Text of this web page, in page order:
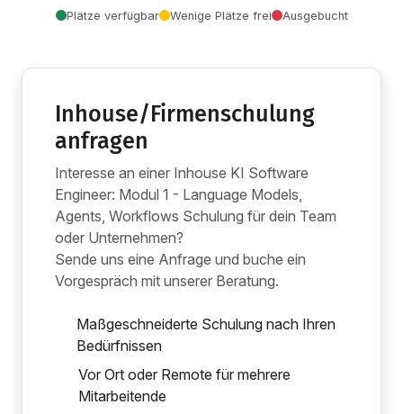
Plätze verfügbar Wenige Plätze frei Ausgebucht
Inhouse/Firmenschulung
anfragen
Interesse an einer Inhouse KI Software
Engineer: Modul 1 - Language Models,
Agents, Workflows Schulung für dein Team
oder Unternehmen?
Sende uns eine Anfrage und buche ein
Vorgespräch mit unserer Beratung.
Maßgeschneiderte Schulung nach Ihren
Bedürfnissen
Vor Ort oder Remote für mehrere
Mitarbeitende